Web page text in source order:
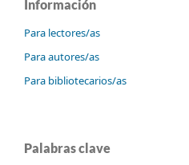
Información
Para lectores/as
Para autores/as
Para bibliotecarios/as
Palabras clave